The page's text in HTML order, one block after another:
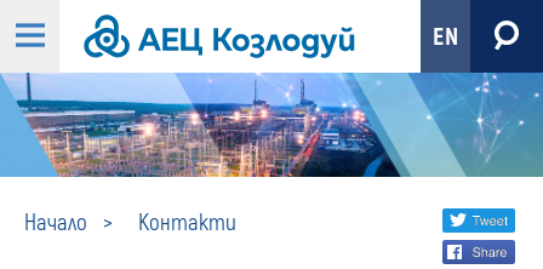
EN
Начало Контакти КонтактиShare